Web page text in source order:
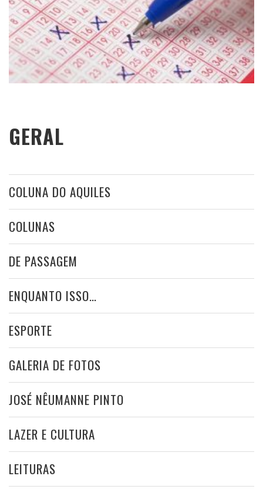
GERAL
COLUNA DO AQUILES
COLUNAS
DE PASSAGEM
ENQUANTO ISSO…
ESPORTE
GALERIA DE FOTOS
JOSÉ NÊUMANNE PINTO
LAZER E CULTURA
LEITURAS